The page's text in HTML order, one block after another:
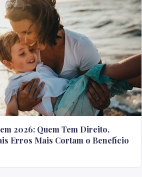
2026: Quem Tem Direito,
Erros Mais Cortam o Benefício